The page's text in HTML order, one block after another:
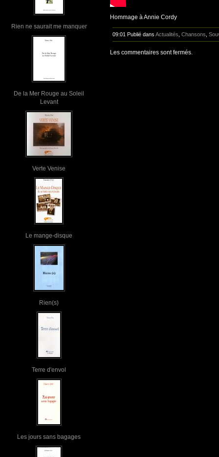
Rien ne saurait me manquer
De la Mer Rouge au Soleil
Levant
Verte Venise
Le mange-disque
Rien(s)
Terre d'envol
Les jours sans bagages
Hommage à Annie Cordy
09:01 Publié dans Actualités Chansons
Les commentaires sont fermés.